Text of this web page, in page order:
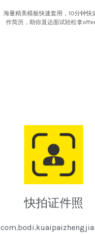
海量精美模板快速套用，10分钟快
作简历，助你直达面试轻松拿offer
快拍证件照